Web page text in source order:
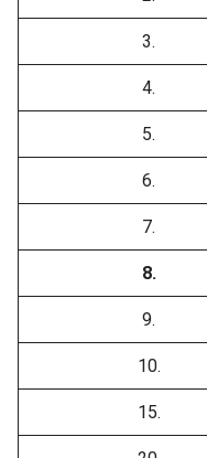
3.
4.
5.
6.
7.
8.
9.
10.
15.